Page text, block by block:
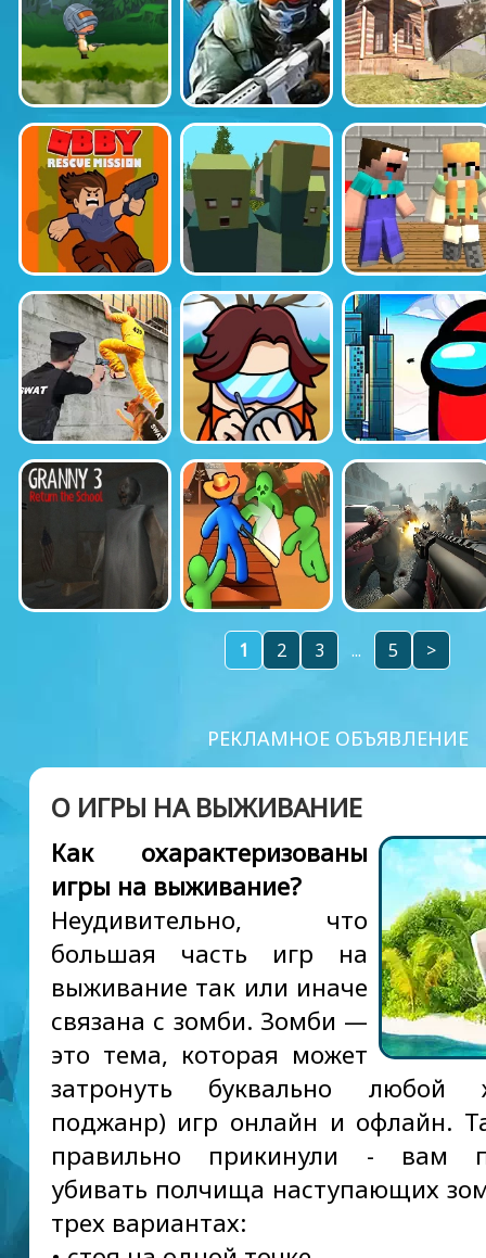
1 2 3 ... 5 >
РЕКЛАМНОЕ ОБЪЯВЛЕНИЕ
О ИГРЫ НА ВЫЖИВАНИЕ
Как охарактеризованы
игры на выживание?
Неудивительно, что
большая часть игр на
выживание так или иначе
связана с зомби. Зомби —
это тема, которая может
затронуть буквально
поджанр) игр онлайн и офлайн.
правильно прикинули - вам
убивать полчища наступающих
трех вариантах: